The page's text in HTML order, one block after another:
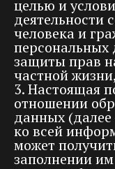
целью и
деятельности
человека и
персональных
защиты прав
частной
3. Настоящая
отношении
данных
ко всей
может
заполнении